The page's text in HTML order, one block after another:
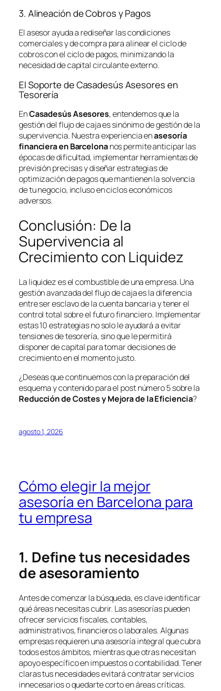
3. Alineación de Cobros y Pagos
El asesor ayuda a rediseñar las condiciones
comerciales y de compra para alinear el ciclo de
cobros con el ciclo de pagos, minimizando la
necesidad de capital circulante externo.
El Soporte de Casadesús Asesores en
Tesorería
EnCasadesús Asesores, entendemos que la
gestión del flujo de caja es sinónimo de gestión de la
supervivencia. Nuestra experiencia enasesoría
financiera en Barcelonanos permite anticipar las
épocas de dificultad, implementar herramientas de
previsión precisas y diseñar estrategias de
optimización de pagos que mantienen la solvencia
de tu negocio, incluso en ciclos económicos
adversos.
Conclusión: De la
Supervivencia al
Crecimiento con Liquidez
La liquidez es el combustible de una empresa. Una
gestión avanzada del flujo de caja es la diferencia
entre ser esclavo de la cuenta bancaria y tener el
control total sobre el futuro financiero. Implementar
estas 10 estrategias no solo le ayudará a evitar
tensiones de tesorería, sino que le permitirá
disponer de capital para tomar decisiones de
crecimiento en el momento justo.
¿Deseas que continuemos con la preparación del
esquema y contenido para el post número 5 sobre la
Reducción de Costes y Mejora de la Eficiencia?
agosto 1, 2026
Cómo elegir la mejor
asesoría en Barcelona para
tu empresa
1. Define tus necesidades
de asesoramiento
Antes de comenzar la búsqueda, es clave identificar
qué áreas necesitas cubrir. Las asesorías pueden
ofrecer servicios fiscales, contables,
administrativos, financieros o laborales. Algunas
empresas requieren una asesoría integral que cubra
todos estos ámbitos, mientras que otras necesitan
apoyo específico en impuestos o contabilidad. Tener
claras tus necesidades evitará contratar servicios
innecesarios o quedarte corto en áreas críticas.